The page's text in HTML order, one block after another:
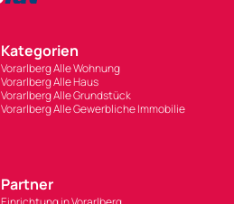
Kategorien
Vorarlberg Alle Wohnung
Vorarlberg Alle Haus
Vorarlberg Alle Grundstück
Vorarlberg Alle Gewerbliche Immobilie
Partner